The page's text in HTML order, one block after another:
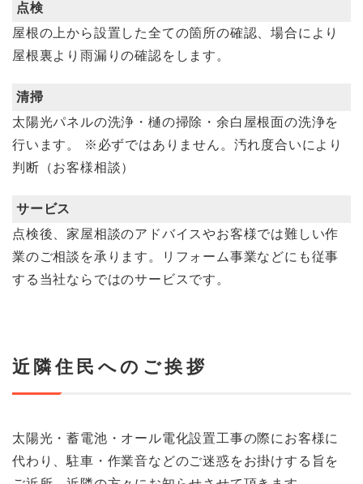
点検
屋根の上から設置した全ての箇所の確認、場合により
屋根裏より雨漏りの確認をします。
清掃
太陽光パネルの洗浄・樋の掃除・余白屋根面の洗浄を
行います。
※必ずではありません。汚れ度合いにより
判断（お客様相談）
サービス
点検後、家屋相談のアドバイスやお客様では難しい作
業のご相談を承ります。リフォーム事業などにも従事
する当社ならではのサービスです。
近隣住民へのご挨拶
太陽光・蓄電池・オール電化設置工事の際にお客様に
代わり、駐車・作業音などのご迷惑をお掛けする旨を